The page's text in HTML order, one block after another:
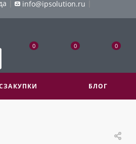
| info@ipsolution.ru |
0 0 0
БЛОГ